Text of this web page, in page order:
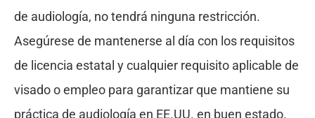
de audiología, no tendrá ninguna restricción.
Asegúrese de mantenerse al día con los requisitos
de licencia estatal y cualquier requisito aplicable de
visado o empleo para garantizar que mantiene su
práctica de audiología en EE.UU. en buen estado.